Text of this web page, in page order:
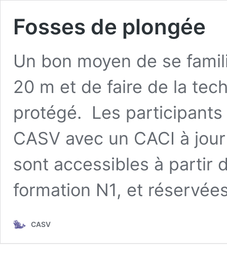
Fosses de plongée
Un bon moyen de se
20 m et de faire de la
protégé. Les
CASV avec un CACI à
sont accessibles à partir
formation N1, et
CASV